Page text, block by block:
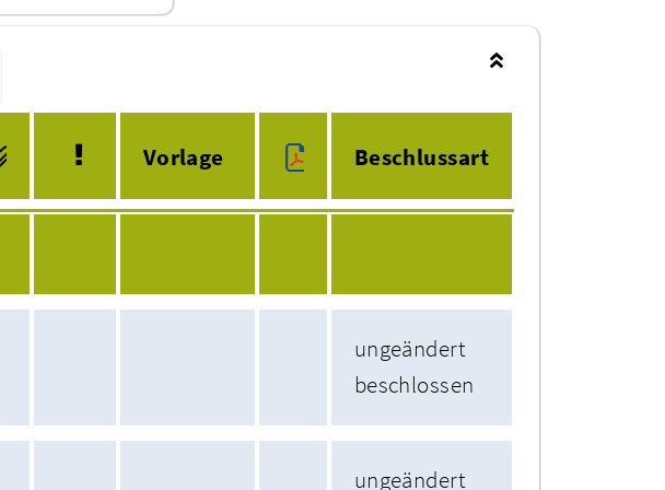
Vorlage Beschlussart
ungeändert
beschlossen
ungeändert